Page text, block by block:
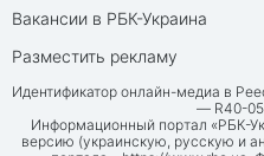
Вакансии в РБК-Украина
Разместить рекламу
Идентификатор онлайн-медиа в
— R40-
Информационный портал «РБК-
версию (украинскую, русскую и